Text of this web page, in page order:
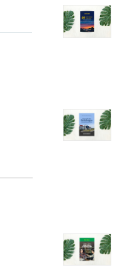
Putusan
Putusan